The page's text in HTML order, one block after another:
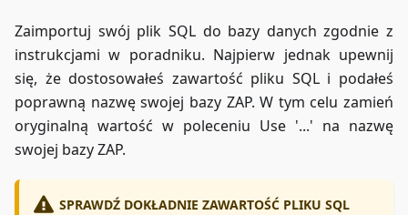
Zaimportuj swój plik SQL do bazy danych zgodnie z
instrukcjami w poradniku. Najpierw jednak upewnij
się, że dostosowałeś zawartość pliku SQL i podałeś
poprawną nazwę swojej bazy ZAP. W tym celu zamień
oryginalną wartość w poleceniu Use '...' na nazwę
swojej bazy ZAP.
SPRAWDŹ DOKŁADNIE ZAWARTOŚĆ PLIKU SQL